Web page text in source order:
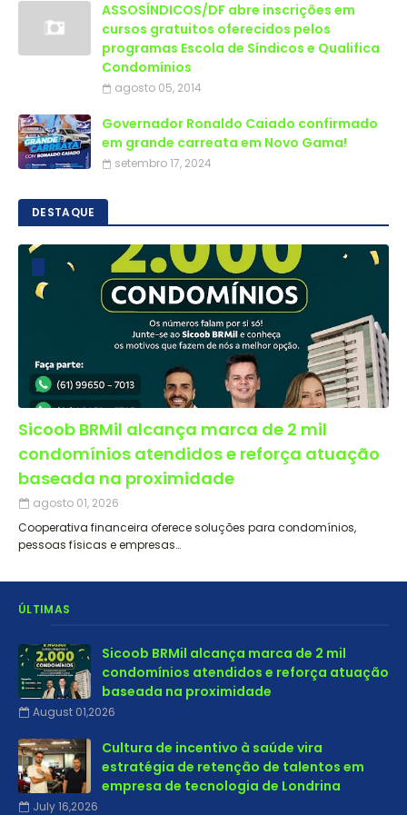
ASSOSÍNDICOS/DF abre inscrições em
cursos gratuitos oferecidos pelos
programas Escola de Síndicos e Qualifica
Condomínios
agosto 05, 2014
Governador Ronaldo Caiado confirmado
em grande carreata em Novo Gama!
setembro 17, 2024
DESTAQUE
Sicoob BRMil alcança marca de 2 mil
condomínios atendidos e reforça atuação
baseada na proximidade
agosto 01, 2026
Cooperativa financeira oferece soluções para condomínios,
pessoas físicas e empresas…
ÚLTIMAS
Sicoob BRMil alcança marca de 2 mil
condomínios atendidos e reforça atuação
baseada na proximidade
August 01,2026
Cultura de incentivo à saúde vira
estratégia de retenção de talentos em
empresa de tecnologia de Londrina
July 16,2026